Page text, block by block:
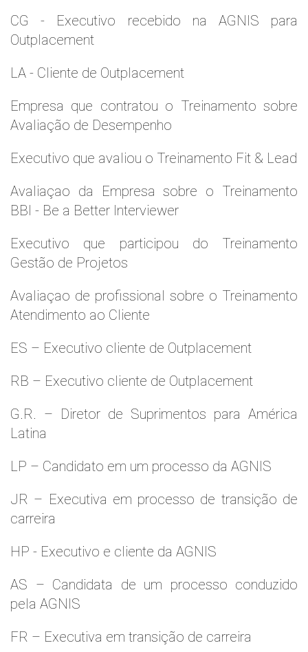
CG - Executivo recebido na AGNIS para
Outplacement
LA - Cliente de Outplacement
Empresa que contratou o Treinamento sobre
Avaliação de Desempenho
Executivo que avaliou o Treinamento Fit & Lead
Avaliaçao da Empresa sobre o Treinamento
BBI - Be a Better Interviewer
Executivo que participou do Treinamento
Gestão de Projetos
Avaliaçao de profissional sobre o Treinamento
Atendimento ao Cliente
ES – Executivo cliente de Outplacement
RB – Executivo cliente de Outplacement
G.R. – Diretor de Suprimentos para América
Latina
LP – Candidato em um processo da AGNIS
JR – Executiva em processo de transição de
carreira
HP - Executivo e cliente da AGNIS
AS – Candidata de um processo conduzido
pela AGNIS
FR – Executiva em transição de carreira